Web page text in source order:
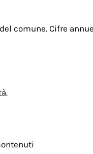
comune. Cifre